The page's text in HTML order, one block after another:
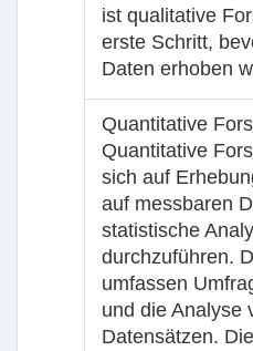
ist qualitative
erste Schritt,
Daten erhoben
Quantitative
Quantitative
sich auf
auf messbaren
statistische
durchzuführen.
umfassen
und die Analyse
Datensätzen.